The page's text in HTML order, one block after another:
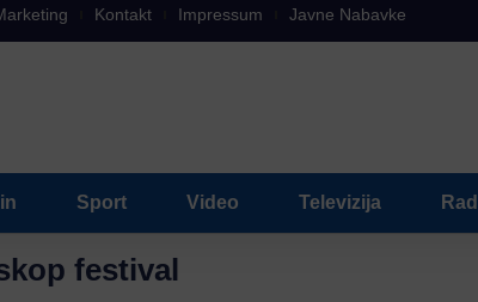
Kontakt Impressum Javne Nabavke
Sport Video Televizija
festival